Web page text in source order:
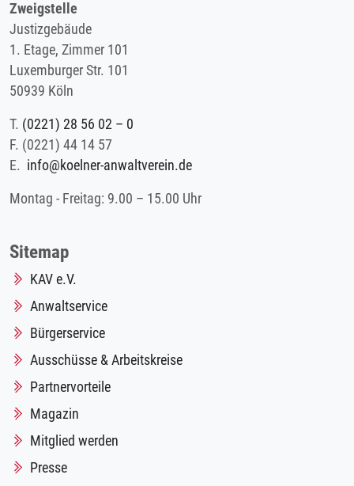
Zweigstelle
Justizgebäude
1. Etage, Zimmer 101
Luxemburger Str. 101
50939 Köln
T. (0221) 28 56 02 – 0
F. (0221) 44 14 57
E. info@koelner-anwaltverein.de
Montag - Freitag: 9.00 – 15.00 Uhr
Sitemap
KAV e.V.
Anwaltservice
Bürgerservice
Ausschüsse & Arbeitskreise
Partnervorteile
Magazin
Mitglied werden
Presse